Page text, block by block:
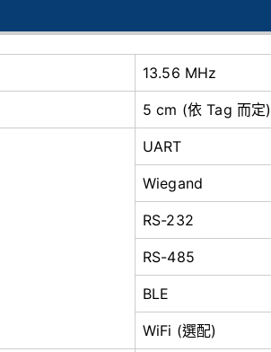
13.56 MHz
5 cm (依 Tag 而定)
UART
Wiegand
RS-232
RS-485
BLE
WiFi (選配)